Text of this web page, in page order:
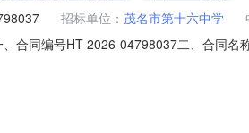
招标单位： 茂名市第十六中学
合同编号HT-2026-04798037二、合同
天源路401号之一125房、126房联系方式